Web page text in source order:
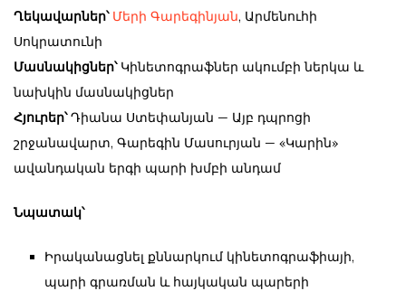
Ղեկավարներ՝ Մերի Գարեգինյան, Արմենուհի
Սոկրատունի
Մասնակիցներ՝Կինետոգրաֆներ ակումբի ներկա և
նախկին մասնակիցներ
Հյուրեր՝Դիանա Ստեփանյան — Այբ դպրոցի
շրջանավարտ, Գարեգին Մասուրյան — «Կարին»
ավանդական երգի պարի խմբի անդամ
Նպատակ՝
Իրականացնել քննարկում կինետոգրաֆիայի,
պարի գրառման և հայկական պարերի